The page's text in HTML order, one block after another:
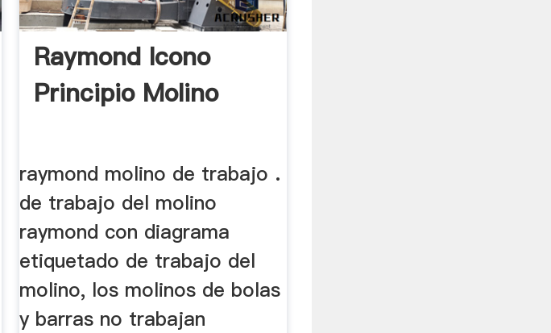
Raymond Icono
Principio Molino
raymond molino de trabajo .
de trabajo del molino
raymond con diagrama
etiquetado de trabajo del
molino, los molinos de bolas
y barras no trabajan